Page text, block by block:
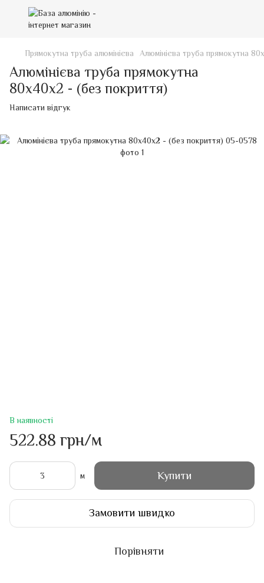
Прямокутна труба алюмінієва Алюмінієва труба прямокутна
Алюмінієва труба прямокутна
80х40х2 - (без покриття)
Написати відгук
В наявності
522.88 грн/м
м Купити
Замовити швидко
Порівняти